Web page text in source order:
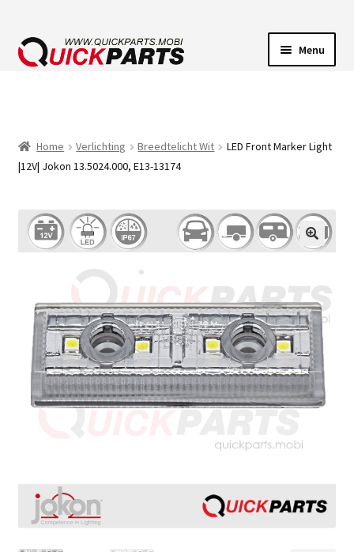
Menu
CLAXONS
ELEKTRISCHE CONNECTOREN
Home Verlichting Breedtelicht Wit
LED Front Marker Light
|12V| Jokon 13.5024.000, E13-13174